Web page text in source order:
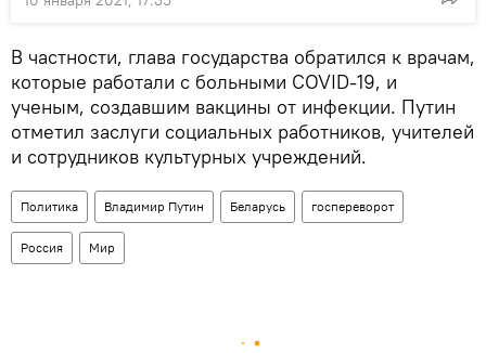
В частности, глава государства обратился к врачам,
которые работали с больными COVID-19, и
ученым, создавшим вакцины от инфекции. Путин
отметил заслуги социальных работников, учителей
и сотрудников культурных учреждений.
Политика Владимир Путин Беларусь госпереворот
Россия Мир